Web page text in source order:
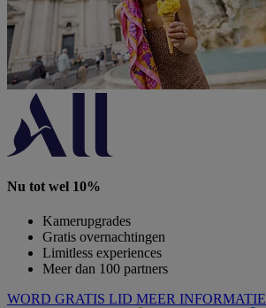
Nu tot wel 10%
Kamerupgrades
Gratis overnachtingen
Limitless experiences
Meer dan 100 partners
WORD GRATIS LID MEER INFORMATIE